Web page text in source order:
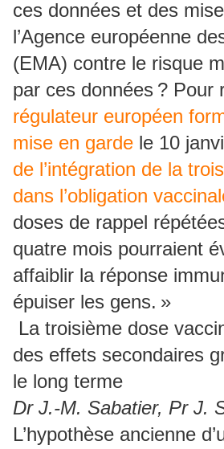
ces données et des
l’Agence européenne
(EMA) contre le risque
par ces données ? Pour
régulateur européen
mise en garde le 10
de l’intégration de la
dans l’obligation
doses de rappel
quatre mois pourraient
affaiblir la réponse
épuiser les gens. »
La troisième dose
des effets secondaires
le long terme
Dr J.-M. Sabatier, Pr J.
L’hypothèse ancienne